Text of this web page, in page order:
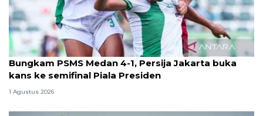
Bungkam PSMS Medan 4-1, Persija Jakarta buka
kans ke semifinal Piala Presiden
1 Agustus 2026